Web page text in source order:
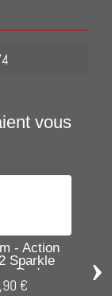
vous
- Action
Sparkle
Red
€ ›